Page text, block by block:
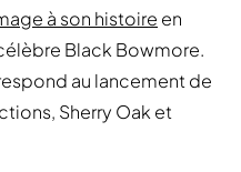
à son histoire en
Black Bowmore.
au lancement de
Sherry Oak et